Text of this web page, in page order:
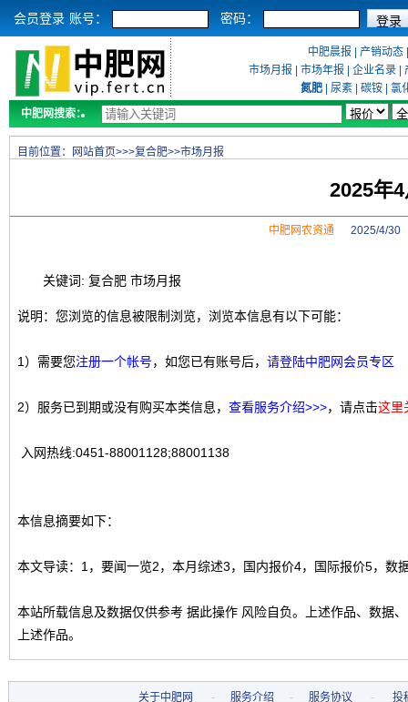
会员登录 账号： 密码：
中肥晨报 产销动态
市场月报
市场年报 企业名录
氮肥
尿素 碳铵
氯
中肥网搜索：
目前位置： 网站首页>>>复合肥>>市场月报
2025年
中肥网农资通 2025/4/30
关键词: 复合肥 市场月报
说明：您浏览的信息被限制浏览，浏览本信息有以下可能：
1）需要您注册一个帐号，如您已有账号后， 请登陆中肥网会员专区
2）服务已到期或没有购买本类信息， 查看服务介绍>>>，请点击这里
入网热线:0451-88001128;88001138
本信息摘要如下：
本文导读：1，要闻一览2，本月综述3，国内报价4，国际报价5，数
本站所载信息及数据仅供参考 据此操作 风险自负。上述作品、数据
上述作品。
关于中肥网 - 服务介绍 - 服务协议 - 投